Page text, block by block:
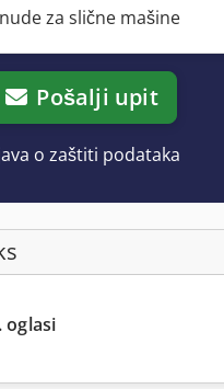
za slične mašine
Pošalji upit
o zaštiti podataka
oglasi